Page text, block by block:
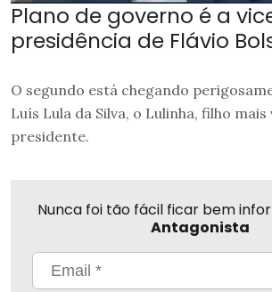
Plano de governo é a
presidência de Flávio
O segundo está chegando
Luís Lula da Silva, o Lulinha, filho mais
presidente.
Nunca foi tão fácil ficar bem
Antagonista